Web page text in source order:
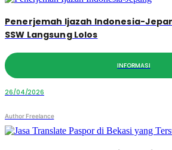
Penerjemah Ijazah Indonesia-
SSW Langsung Lolos
INFORMASI
26/04/2026
Author Freelance